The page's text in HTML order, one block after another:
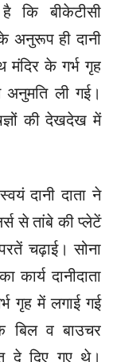
कि बीकेटीसी
के अनुरूप ही दानी
मंदिर के गर्भ गृह
ली गई।
की देखदेख में
दानी दाता ने
से तांबे की प्लेटें
चढ़ाई। सोना
दानीदाता
गृह में लगाई गई
बिल व बाउचर
दे दिए गए थे।